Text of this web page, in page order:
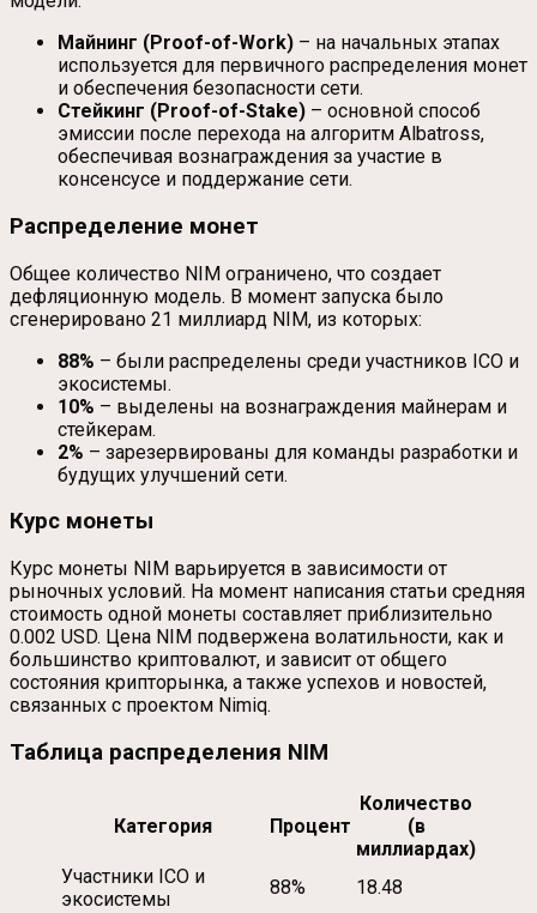
Майнинг (Proof-of-Work) – на начальных этапах
используется для первичного распределения монет
и обеспечения безопасности сети.
Стейкинг (Proof-of-Stake) – основной способ
эмиссии после перехода на алгоритм Albatross,
обеспечивая вознаграждения за участие в
консенсусе и поддержание сети.
Распределение монет
Общее количество NIM ограничено, что создает
дефляционную модель. В момент запуска было
сгенерировано 21 миллиард NIM, из которых:
88% – были распределены среди участников ICO и
экосистемы.
10% – выделены на вознаграждения майнерам и
стейкерам.
2% – зарезервированы для команды разработки и
будущих улучшений сети.
Курс монеты
Курс монеты NIM варьируется в зависимости от
рыночных условий. На момент написания статьи средняя
стоимость одной монеты составляет приблизительно
0.002 USD. Цена NIM подвержена волатильности, как и
большинство криптовалют, и зависит от общего
состояния крипторынка, а также успехов и новостей,
связанных с проектом Nimiq.
Таблица распределения NIM
Категория Процент
Количество
(в
миллиардах)
Участники ICO и
экосистемы
88%
18.48